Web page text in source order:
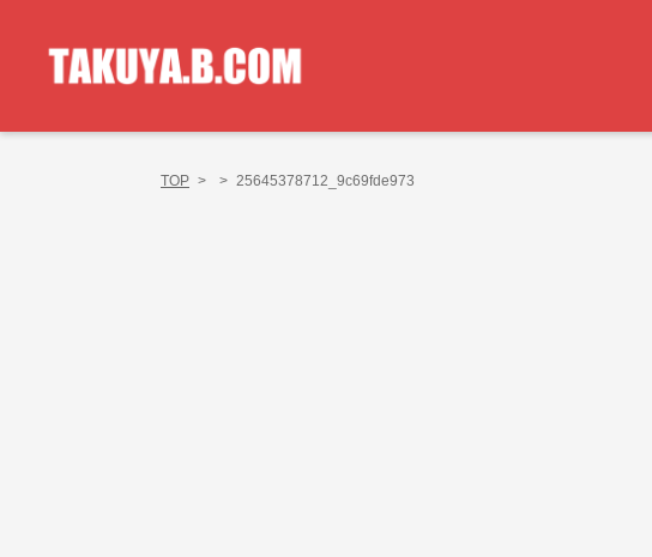
TOP > > 25645378712_9c69fde973